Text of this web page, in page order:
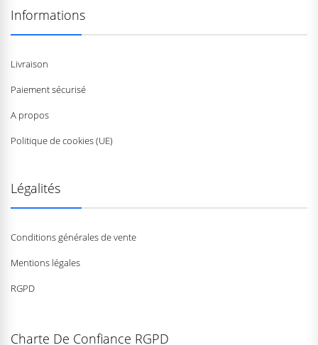
Informations
Livraison
Paiement sécurisé
A propos
Politique de cookies (UE)
Légalités
Conditions générales de vente
Mentions légales
RGPD
Charte De Confiance RGPD